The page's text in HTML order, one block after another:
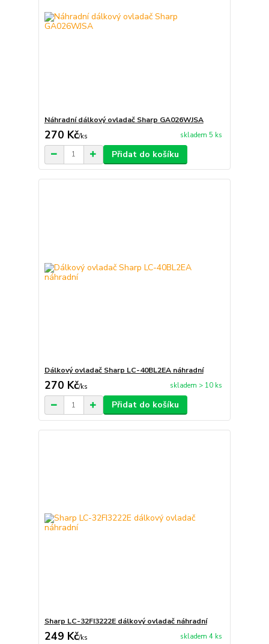
Náhradní dálkový ovladač Sharp GA026WJSA
270 Kč/ks skladem 5 ks
Přidat do košíku
Dálkový ovladač Sharp LC-40BL2EA náhradní
270 Kč/ks skladem > 10 ks
Přidat do košíku
Sharp LC-32FI3222E dálkový ovladač náhradní
249 Kč/ks skladem 4 ks